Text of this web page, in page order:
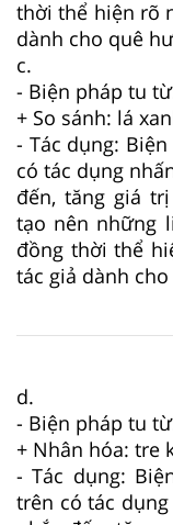
thời thể hiện rõ
dành cho quê
c.
- Biện pháp tu
+ So sánh: lá
- Tác dụng:
có tác dụng
đến, tăng giá
tạo nên những
đồng thời thể
tác giả dành
d.
- Biện pháp tu
+ Nhân hóa: tre
- Tác dụng:
trên có tác